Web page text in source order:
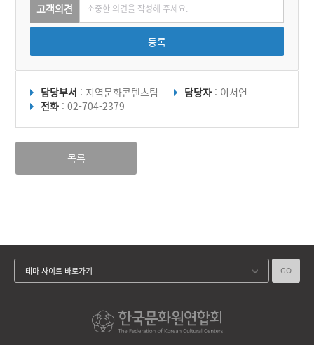
고객의견
등록
담당부서 : 지역문화콘텐츠팀 담당자 : 이서연
전화 : 02-704-2379
목록
테마 사이트 바로가기 GO